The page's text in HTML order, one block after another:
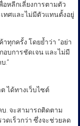
หลีกเลี่ยงการตามตัว
ทศและไม่มีตัวแทนตั้งอยู่
กครั้ง โดยย้ำว่า “อย่า
บการชัดเจน และไม่มี
.”
ได้ทางเว็บไซต์
. จะสามารถติดตาม
ดเร็วกว่า ซึ่งจะช่วยลด